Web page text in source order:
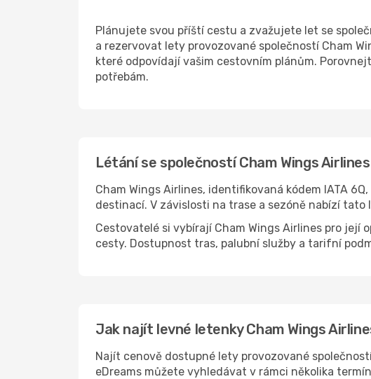
Plánujete svou příští cestu a zvažujete let se
a rezervovat lety provozované společností Cham
které odpovídají vašim cestovním plánům.
potřebám.
Létání se společností Cham Wings Airlines
Cham Wings Airlines, identifikovaná kódem IATA
destinací. V závislosti na trase a sezóně nabízí
Cestovatelé si vybírají Cham Wings Airlines pro její
cesty. Dostupnost tras, palubní služby a tarifní
Jak najít levné letenky Cham Wings
Najít cenově dostupné lety provozované
eDreams můžete vyhledávat v rámci několika